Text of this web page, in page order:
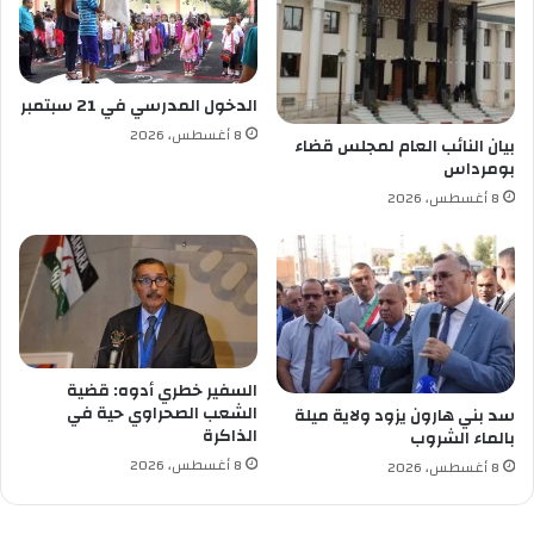
ي
د
م
ن
ا
ل
م
ر
ف
ق
ب
ت
ي
ز
ي
و
ز
و
ط
ا
ل
أ
ز
ر
ق
ض
ن
ن
ش
ا
ط
ا
ت
م
و
س
بيان النائب العام لمجلس قضاء
بومرداس
8 أغسطس، 2026
الدخول المدرسي في 21 سبتمبر
8 أغسطس، 2026
سد بني هارون يزود ولاية ميلة
بالماء الشروب
8 أغسطس، 2026
السفير خطري أدوه: قضية
الشعب الصحراوي حية في
الذاكرة
8 أغسطس، 2026